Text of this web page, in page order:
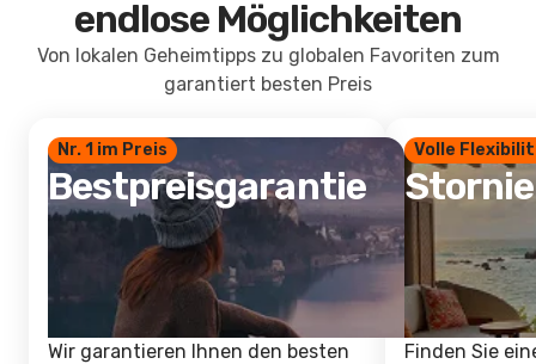
endlose Möglichkeiten
Von lokalen Geheimtipps zu globalen Favoriten zum
garantiert besten Preis
Nr. 1 im Preis
Bestpreisgarantie
Wir garantieren Ihnen den besten
Volle
Finden Sie